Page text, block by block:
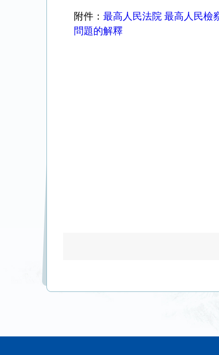
附件： 最高人民法院 最高人民檢
問題的解釋